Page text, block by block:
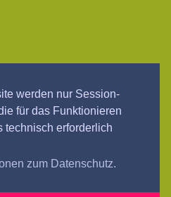
werden nur Session-
für das Funktionieren
technisch erforderlich
zum Datenschutz.